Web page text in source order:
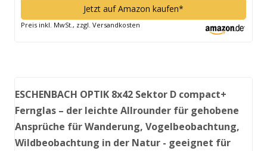
Jetzt auf Amazon kaufen*
Preis inkl. MwSt., zzgl. Versandkosten
ESCHENBACH OPTIK 8x42 Sektor D compact+
Fernglas – der leichte Allrounder für gehobene
Ansprüche für Wanderung, Vogelbeobachtung,
Wildbeobachtung in der Natur - geeignet für